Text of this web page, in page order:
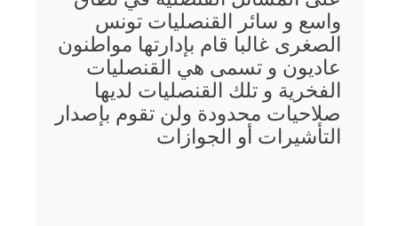
واسع و سائر القنصليات تونس
الصغرى غالبا قام بإدارتها مواطنون
عاديون و تسمى هي القنصليات
الفخرية و تلك القنصليات لديها
صلاحيات محدودة ولن تقوم بإصدار
التأشيرات أو الجوازات